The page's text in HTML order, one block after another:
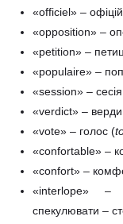
«officiel» –
«opposition» –
«petition» –
«populaire» –
«session» –
«verdict» –
«vote» – голос (
«confortable» –
«confort» –
«interlope» –
спекулювати –